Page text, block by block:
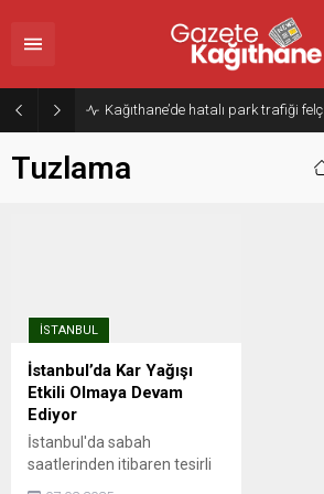
Tuzlama
İSTANBUL
İstanbul’da Kar Yağışı
Etkili Olmaya Devam
Ediyor
İstanbul'da sabah
saatlerinden itibaren tesirli